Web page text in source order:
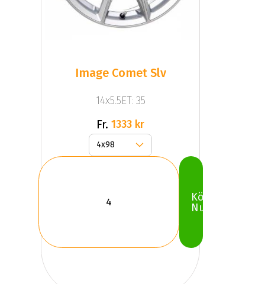
Image Comet Slv
14x5.5ET: 35
Fr. 1333 kr
Köp
Nu